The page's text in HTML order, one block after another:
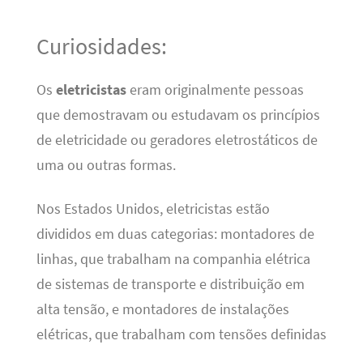
Curiosidades:
Os eletricistaseram originalmente pessoas
que demostravam ou estudavam os princípios
de eletricidade ou geradores eletrostáticos de
uma ou outras formas.
Nos Estados Unidos, eletricistas estão
divididos em duas categorias: montadores de
linhas, que trabalham na companhia elétrica
de sistemas de transporte e distribuição em
alta tensão, e montadores de instalações
elétricas, que trabalham com tensões definidas